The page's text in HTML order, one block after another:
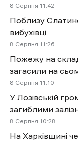
8 Cерпня 11:42
Поблизу
вибухівці
8 Cерпня 11:26
Пожежу на
загасили на
8 Cерпня 11:10
У Лозівській
загиблими
8 Cерпня 10:28
На Харківщині